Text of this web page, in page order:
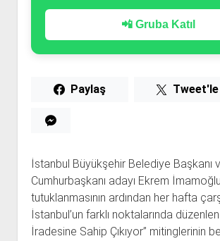
📲 Gruba Katıl
Paylaş Tweet'le
İstanbul Büyükşehir Belediye Başkanı
Cumhurbaşkanı adayı Ekrem
tutuklanmasının ardından her hafta
İstanbul’un farklı noktalarında
İradesine Sahip Çıkıyor” mitinglerinin